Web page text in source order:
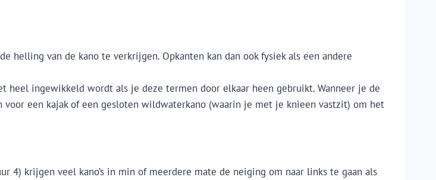
helling van de kano te verkrijgen. Opkanten kan dan ook fysiek als een andere
heel ingewikkeld wordt als je deze termen door elkaar heen gebruikt. Wanneer je de
een kajak of een gesloten wildwaterkano (waarin je met je knieen vastzit) om het
4) krijgen veel kano’s in min of meerdere mate de neiging om naar links te gaan als